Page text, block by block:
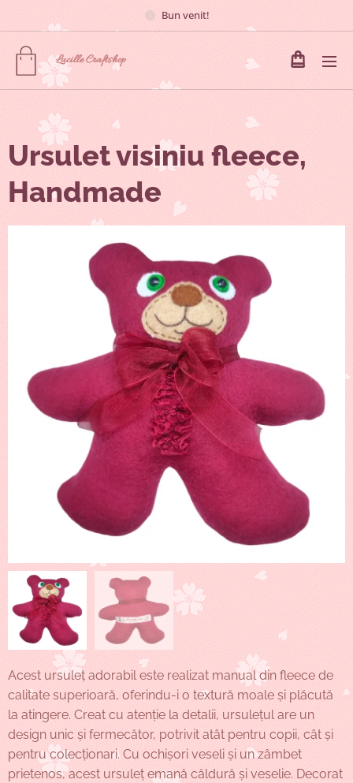
Bun venit!
LucilleCraftshop
Ursulet visiniu fleece,
Handmade
Acest ursuleț adorabil este realizat manual din fleece de
calitate superioară, oferindu-i o textură moale și plăcută
la atingere. Creat cu atenție la detalii, ursulețul are un
design unic și fermecător, potrivit atât pentru copii, cât și
pentru colecționari. Cu ochișori veseli și un zâmbet
prietenos, acest ursuleț emană căldură și veselie. Decorat